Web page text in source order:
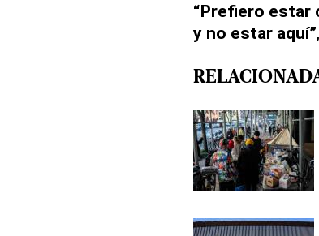
“Prefiero estar
y no estar aquí”